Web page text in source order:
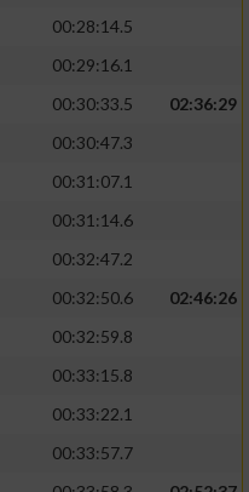
00:28:14.5
00:29:16.1
00:30:33.5
02:36:29
00:30:47.3
00:31:07.1
00:31:14.6
00:32:47.2
00:32:50.6
02:46:26
00:32:59.8
00:33:15.8
00:33:22.1
00:33:57.7